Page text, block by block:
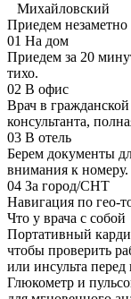
Михайловский
Приедем незаметно
01 На дом
Приедем за 20
тихо.
02 В офис
Врач в
консультанта,
03 В отель
Берем документы
внимания к номеру.
04 За город/СНТ
Навигация по гео-
Что у врача с собой
Портативный
чтобы проверить
или инсульта
Глюкометр и